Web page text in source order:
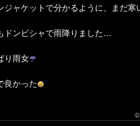
ジャケットで分かるように、まだ寒
ドンピシャで雨降りました…
り雨女
良かった